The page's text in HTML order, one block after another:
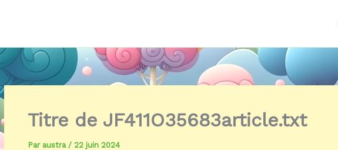
Titre de JF411O35683article.txt
Par austra / 22 juin 2024